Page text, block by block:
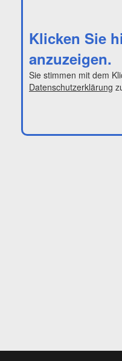
Klicken Sie
anzuzeigen.
Sie stimmen mit dem
Datenschutzerklärung